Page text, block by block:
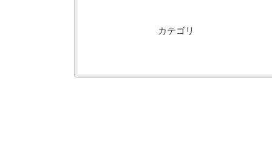
カテゴリ